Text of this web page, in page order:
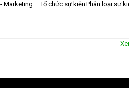
Marketing – Tổ chức sự kiện Phân loại sự